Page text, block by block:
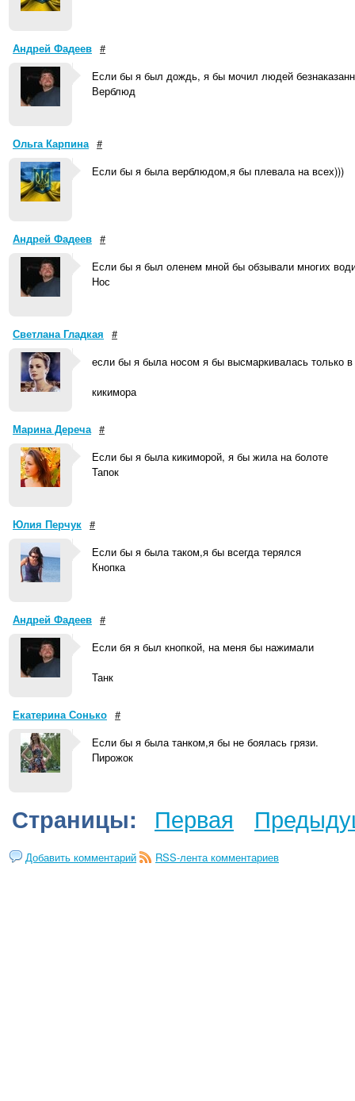
Андрей Фадеев #
Если бы я был дождь, я бы мочил людей
Верблюд
Ольга Карпина #
Если бы я была верблюдом,я бы плевала на всех)))
Андрей Фадеев #
Если бы я был оленем мной бы обзывали многих
Нос
Светлана Гладкая #
если бы я была носом я бы высмаркивалась только в
кикимора
Марина Дереча #
Если бы я была кикиморой, я бы жила на болоте
Тапок
Юлия Перчук #
Если бы я была таком,я бы всегда терялся
Кнопка
Андрей Фадеев #
Если бя я был кнопкой, на меня бы нажимали
Танк
Екатерина Сонько #
Если бы я была танком,я бы не боялась грязи.
Пирожок
Страницы: Первая
Добавить комментарий RSS-лента комментариев